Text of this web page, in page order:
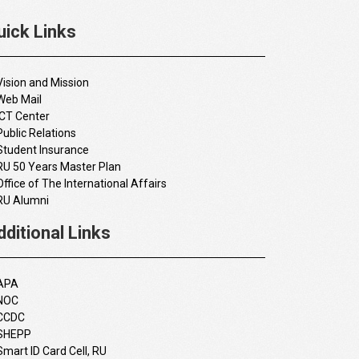
Links
and Mission
Mail
Center
Relations
Insurance
50 Years Master Plan
of The International Affairs
Alumni
Links
ID Card Cell, RU